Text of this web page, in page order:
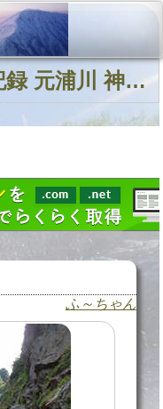
日記の検索 [タグ:山行記録 元浦川 神威岳 神威岳南東面直登沢] 01～01(01件中)
ふ～ちゃん